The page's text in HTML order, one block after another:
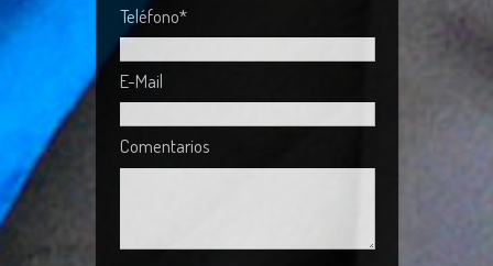
Teléfono*
E-Mail
Comentarios